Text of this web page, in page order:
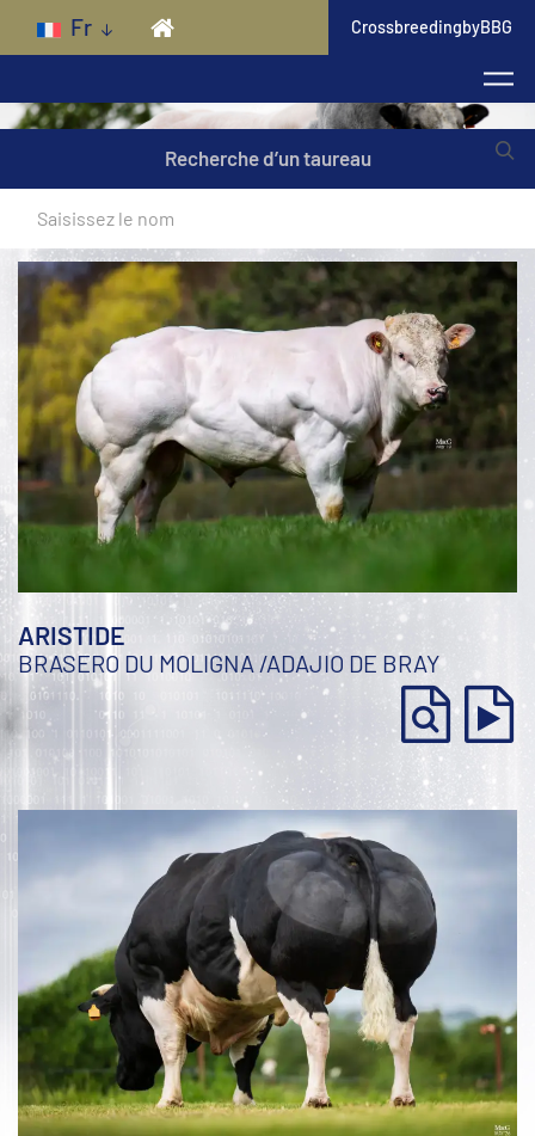
Skip to main content
Fr CrossbreedingbyBBG
Recherche d’un taureau
Blanc Bleu viandeux
ARISTIDE
BRASERO DU MOLIGNA /ADAJIO DE BRAY